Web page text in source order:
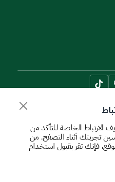
الارتباط الخاصة للتأكد من
تجربتك أثناء التصفح. من
فإنك تقر بقبول استخدام